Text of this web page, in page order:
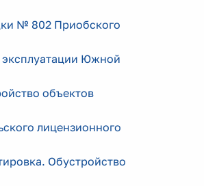
№ 802 Приобского
Южной
объектов
лицензионного
Обустройство